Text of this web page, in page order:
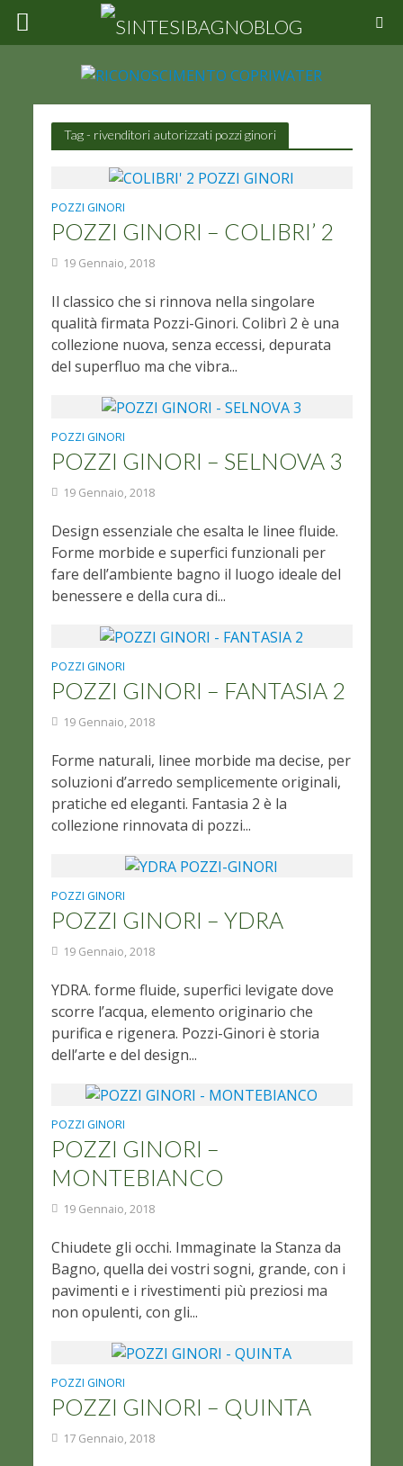
Tag - rivenditori autorizzati pozzi ginori
POZZI GINORI
POZZI GINORI – COLIBRI’ 2
19 Gennaio, 2018
Il classico che si rinnova nella singolare
qualità firmata Pozzi-Ginori. Colibrì 2 è una
collezione nuova, senza eccessi, depurata
del superfluo ma che vibra...
POZZI GINORI
POZZI GINORI – SELNOVA 3
19 Gennaio, 2018
Design essenziale che esalta le linee fluide.
Forme morbide e superfici funzionali per
fare dell’ambiente bagno il luogo ideale del
benessere e della cura di...
POZZI GINORI
POZZI GINORI – FANTASIA 2
19 Gennaio, 2018
Forme naturali, linee morbide ma decise, per
soluzioni d’arredo semplicemente originali,
pratiche ed eleganti. Fantasia 2 è la
collezione rinnovata di pozzi...
POZZI GINORI
POZZI GINORI – YDRA
19 Gennaio, 2018
YDRA. forme fluide, superfici levigate dove
scorre l’acqua, elemento originario che
purifica e rigenera. Pozzi-Ginori è storia
dell’arte e del design...
POZZI GINORI
POZZI GINORI –
MONTEBIANCO
19 Gennaio, 2018
Chiudete gli occhi. Immaginate la Stanza da
Bagno, quella dei vostri sogni, grande, con i
pavimenti e i rivestimenti più preziosi ma
non opulenti, con gli...
POZZI GINORI
POZZI GINORI – QUINTA
17 Gennaio, 2018